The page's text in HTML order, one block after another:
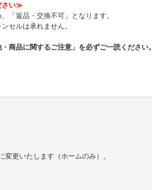
さい≫
「返品・交換不可」となります。
セルは承れません。
商品に関するご注意」を必ずご一読ください。
更いたします（ホームのみ）。